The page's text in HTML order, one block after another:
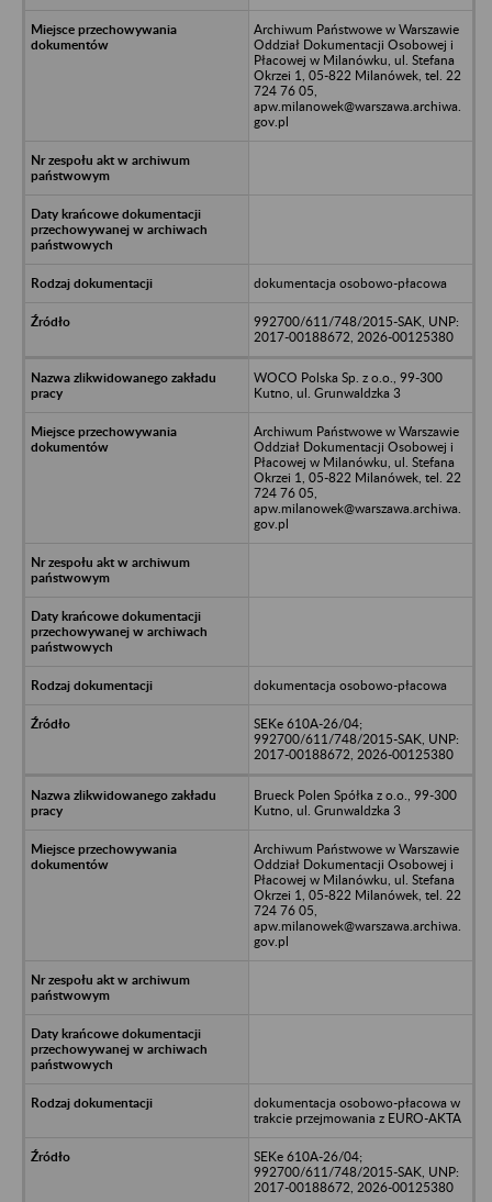
Archiwum Państwowe w Warszawie
Oddział Dokumentacji Osobowej i
Płacowej w Milanówku, ul. Stefana
Okrzei 1, 05-822 Milanówek, tel. 22
724 76 05,
apw.milanowek@warszawa.archiwa.
gov.pl
dokumentacja osobowo-płacowa
992700/611/748/2015-SAK, UNP:
2017-00188672, 2026-00125380
WOCO Polska Sp. z o.o., 99-300
Kutno, ul. Grunwaldzka 3
Archiwum Państwowe w Warszawie
Oddział Dokumentacji Osobowej i
Płacowej w Milanówku, ul. Stefana
Okrzei 1, 05-822 Milanówek, tel. 22
724 76 05,
apw.milanowek@warszawa.archiwa.
gov.pl
dokumentacja osobowo-płacowa
SEKe 610A-26/04;
992700/611/748/2015-SAK, UNP:
2017-00188672, 2026-00125380
Brueck Polen Spółka z o.o., 99-300
Kutno, ul. Grunwaldzka 3
Archiwum Państwowe w Warszawie
Oddział Dokumentacji Osobowej i
Płacowej w Milanówku, ul. Stefana
Okrzei 1, 05-822 Milanówek, tel. 22
724 76 05,
apw.milanowek@warszawa.archiwa.
gov.pl
dokumentacja osobowo-płacowa w
trakcie przejmowania z EURO-AKTA
SEKe 610A-26/04;
992700/611/748/2015-SAK, UNP:
2017-00188672, 2026-00125380